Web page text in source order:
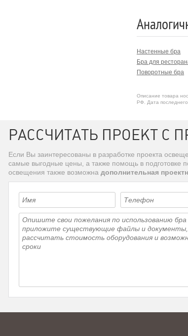
Настенные бра
Бра для
Поворотные бра
Описание товара
РФ. Дата
РАССЧИТАТЬ ПРОЕКТ С
Если Вы заинтересованы в разработке проекта
самые выгодные цены, а также помощь в подготовке
освещения также возможна дополнительная